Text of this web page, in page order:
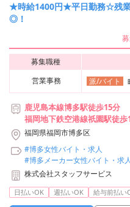
★時給1400円★平日勤務☆残業
◎！
募集職種
営業事務
派/バイト
鹿児島本線博多駅徒歩15分
福岡地下鉄空港線祇園駅徒歩
福岡県福岡市博多区
#博多女性バイト・求人
#博多メーカー女性バイト・求人
株式会社スタッフサービス
日払いOK 週払いOK 給与前払い